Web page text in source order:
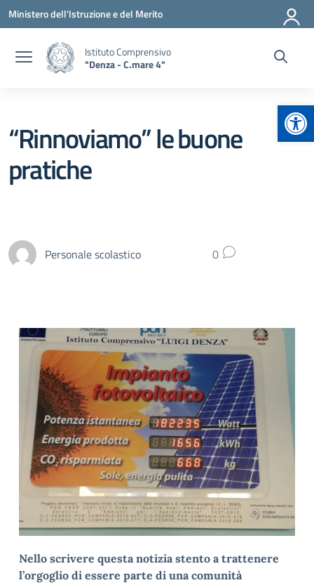
Vai ai contenuti
Vai al menu di navigazione
Vai al footer
Ministero dell'Istruzione e del Merito
Istituto Comprensivo
"Denza - C.mare 4"
“Rinnoviamo” le buone
pratiche
Personale scolastico 0
Nello scrivere questa notizia stento a trattenere
l’orgoglio di essere parte di una comunità